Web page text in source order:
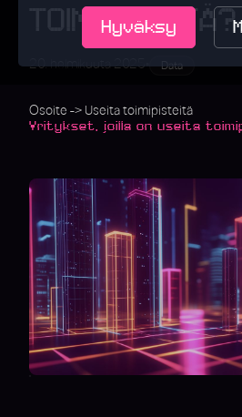
Hyväksy
TOIMIPISTEITÄ?
20. helmikuuta 2025• Data
Osoite -> Useita toimipisteitä
Yritykset, joilla on useita